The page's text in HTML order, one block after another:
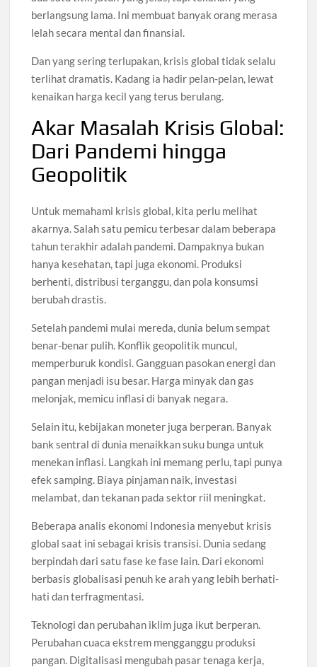
berlangsung lama. Ini membuat banyak orang merasa
lelah secara mental dan finansial.
Dan yang sering terlupakan, krisis global tidak selalu
terlihat dramatis. Kadang ia hadir pelan-pelan, lewat
kenaikan harga kecil yang terus berulang.
Akar Masalah Krisis Global:
Dari Pandemi hingga
Geopolitik
Untuk memahami krisis global, kita perlu melihat
akarnya. Salah satu pemicu terbesar dalam beberapa
tahun terakhir adalah pandemi. Dampaknya bukan
hanya kesehatan, tapi juga ekonomi. Produksi
berhenti, distribusi terganggu, dan pola konsumsi
berubah drastis.
Setelah pandemi mulai mereda, dunia belum sempat
benar-benar pulih. Konflik geopolitik muncul,
memperburuk kondisi. Gangguan pasokan energi dan
pangan menjadi isu besar. Harga minyak dan gas
melonjak, memicu inflasi di banyak negara.
Selain itu, kebijakan moneter juga berperan. Banyak
bank sentral di dunia menaikkan suku bunga untuk
menekan inflasi. Langkah ini memang perlu, tapi punya
efek samping. Biaya pinjaman naik, investasi
melambat, dan tekanan pada sektor riil meningkat.
Beberapa analis ekonomi Indonesia menyebut krisis
global saat ini sebagai krisis transisi. Dunia sedang
berpindah dari satu fase ke fase lain. Dari ekonomi
berbasis globalisasi penuh ke arah yang lebih berhati-
hati dan terfragmentasi.
Teknologi dan perubahan iklim juga ikut berperan.
Perubahan cuaca ekstrem mengganggu produksi
pangan. Digitalisasi mengubah pasar tenaga kerja,